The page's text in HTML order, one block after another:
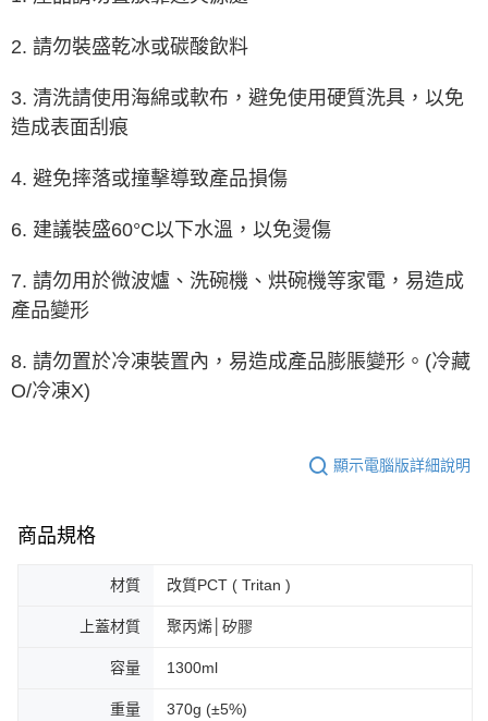
2. 請勿裝盛乾冰或碳酸飲料
3. 清洗請使用海綿或軟布，避免使用硬質洗具，以免
造成表面刮痕
4. 避免摔落或撞擊導致產品損傷
6. 建議裝盛60°C以下水溫，以免燙傷
7. 請勿用於微波爐、洗碗機、烘碗機等家電，易造成
產品變形
8. 請勿置於冷凍裝置內，易造成產品膨脹變形。(冷藏
O/冷凍X)
顯示電腦版詳細說明
商品規格
材質 改質PCT ( Tritan )
上蓋材質 聚丙烯│矽膠
容量 1300ml
重量 370g (±5%)